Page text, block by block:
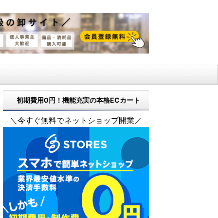
初期費用0円！機能充実の本格ECカート
＼今すぐ無料でネットショップ開業／